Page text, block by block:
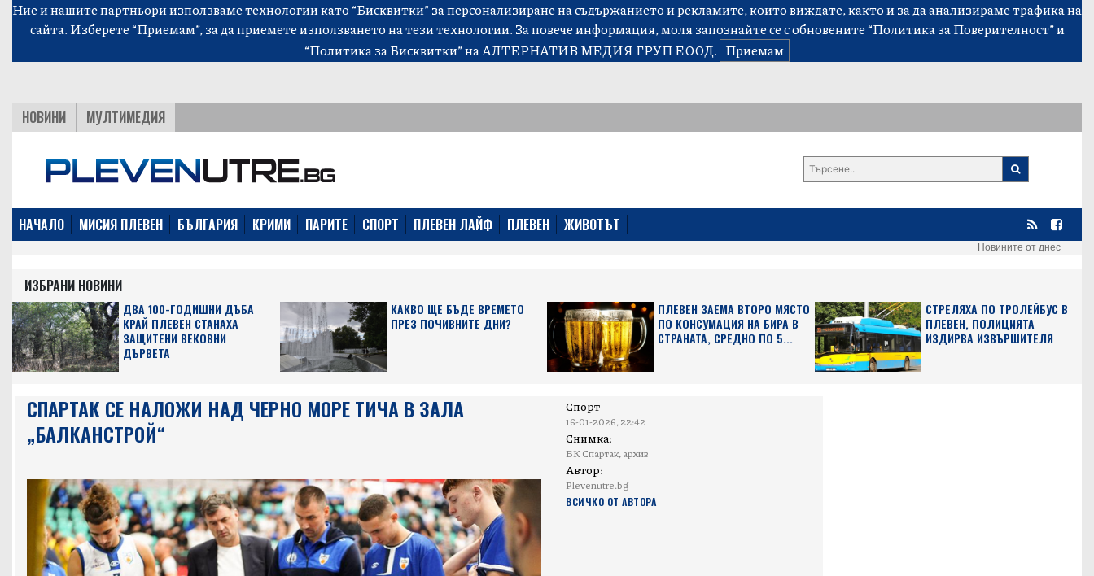
Ние и нашите партньори използваме технологии като “Бисквитки” за персонализиране на съдържанието и рекламите, които виждате, както и за да анализираме трафика на
сайта. Изберете “Приемам”, за да приемете използването на тези технологии. За повече информация, моля запознайте се с обновените“Политика за Поверителност”и
“Политика за Бисквитки”на АЛТЕРНАТИВ МЕДИЯ ГРУП ЕООД. Приемам
НОВИНИ МУЛТИМЕДИЯ
НАЧАЛО МИСИЯ ПЛЕВЕН БЪЛГАРИЯ КРИМИ ПАРИТЕ СПОРТ ПЛЕВЕН ЛАЙФ ПЛЕВЕН ЖИВОТЪТ
Новините от днес
ИЗБРАНИ НОВИНИ
ДВА 100-ГОДИШНИ ДЪБА
КРАЙ ПЛЕВЕН СТАНАХА
ЗАЩИТЕНИ ВЕКОВНИ
ДЪРВЕТА
КАКВО ЩЕ БЪДЕ ВРЕМЕТО
ПРЕЗ ПОЧИВНИТЕ ДНИ?
ПЛЕВЕН ЗАЕМА ВТОРО МЯСТО
ПО КОНСУМАЦИЯ НА БИРА В
СТРАНАТА, СРЕДНО ПО 5...
СТРЕЛЯХА ПО ТРОЛЕЙБУС В
ПЛЕВЕН, ПОЛИЦИЯТА
ИЗДИРВА ИЗВЪРШИТЕЛЯ
СПАРТАК СЕ НАЛОЖИ НАД ЧЕРНО МОРЕ ТИЧА В ЗАЛА
„БАЛКАНСТРОЙ“
Спорт
16-01-2026, 22:42
Снимка:
БК Спартак, архив
Автор:
Plevenutre.bg
ВСИЧКО ОТ АВТОРА